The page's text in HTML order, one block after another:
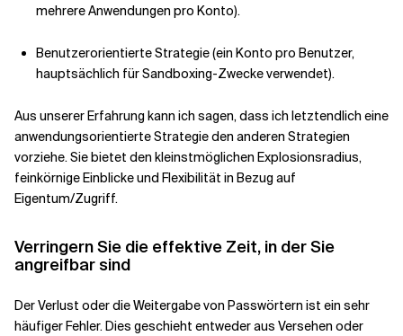
mehrere Anwendungen pro Konto).
Benutzerorientierte Strategie (ein Konto pro Benutzer,
hauptsächlich für Sandboxing-Zwecke verwendet).
Aus unserer Erfahrung kann ich sagen, dass ich letztendlich eine
anwendungsorientierte Strategie den anderen Strategien
vorziehe. Sie bietet den kleinstmöglichen Explosionsradius,
feinkörnige Einblicke und Flexibilität in Bezug auf
Eigentum/Zugriff.
Verringern Sie die effektive Zeit, in der Sie
angreifbar sind
Der Verlust oder die Weitergabe von Passwörtern ist ein sehr
häufiger Fehler. Dies geschieht entweder aus Versehen oder